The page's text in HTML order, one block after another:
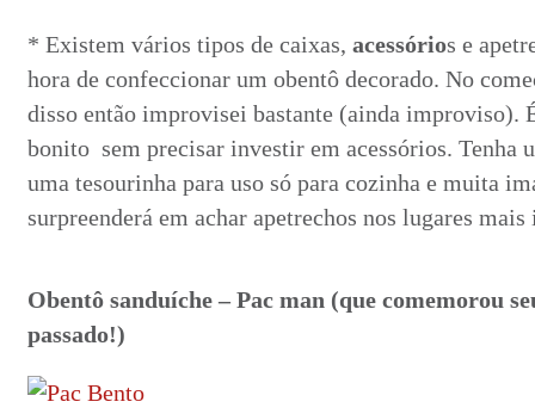
* Existem vários tipos de caixas, acessórios e
hora de confeccionar um obentô decorado. No
disso então improvisei bastante (ainda improviso).
bonito sem precisar investir em acessórios. Tenha
uma tesourinha para uso só para cozinha e muita
surpreenderá em achar apetrechos nos lugares mais
Obentô sanduíche – Pac man (que comemorou
passado!)